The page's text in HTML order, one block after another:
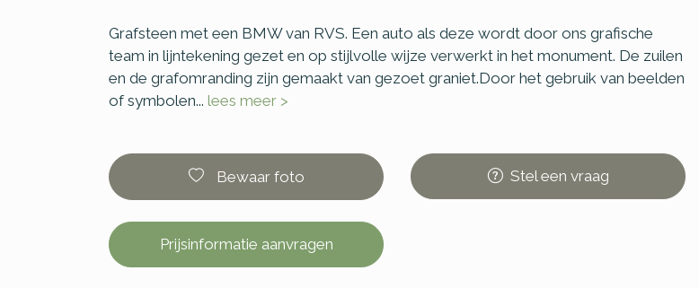
Grafsteen met een BMW van RVS. Een auto als deze wordt door ons grafische
team in lijntekening gezet en op stijlvolle wijze verwerkt in het monument. De zuilen
en de grafomranding zijn gemaakt van gezoet graniet.Door het gebruik van beelden
of symbolen... lees meer >
Bewaar foto Steleen vraag
Prijsinformatie aanvragen